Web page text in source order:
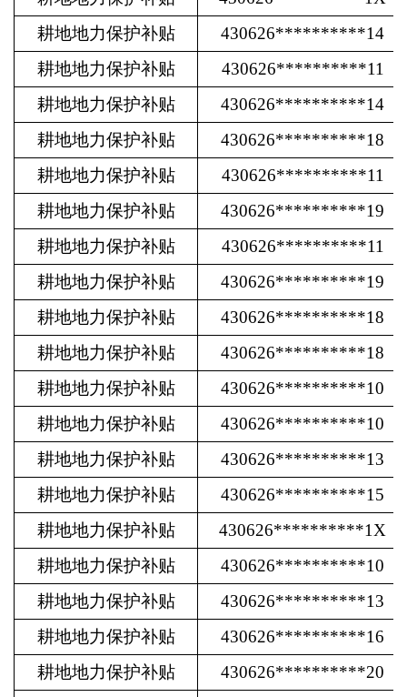
耕地地力保护补贴
430626**********14
耕地地力保护补贴
430626**********11
耕地地力保护补贴
430626**********14
耕地地力保护补贴
430626**********18
耕地地力保护补贴
430626**********11
耕地地力保护补贴
430626**********19
耕地地力保护补贴
430626**********11
耕地地力保护补贴
430626**********19
耕地地力保护补贴
430626**********18
耕地地力保护补贴
430626**********18
耕地地力保护补贴
430626**********10
耕地地力保护补贴
430626**********10
耕地地力保护补贴
430626**********13
耕地地力保护补贴
430626**********15
耕地地力保护补贴
430626**********1X
耕地地力保护补贴
430626**********10
耕地地力保护补贴
430626**********13
耕地地力保护补贴
430626**********16
耕地地力保护补贴
430626**********20